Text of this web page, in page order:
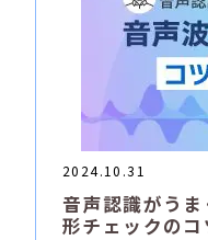
2024.10.31
音声認識がう
形チェックの